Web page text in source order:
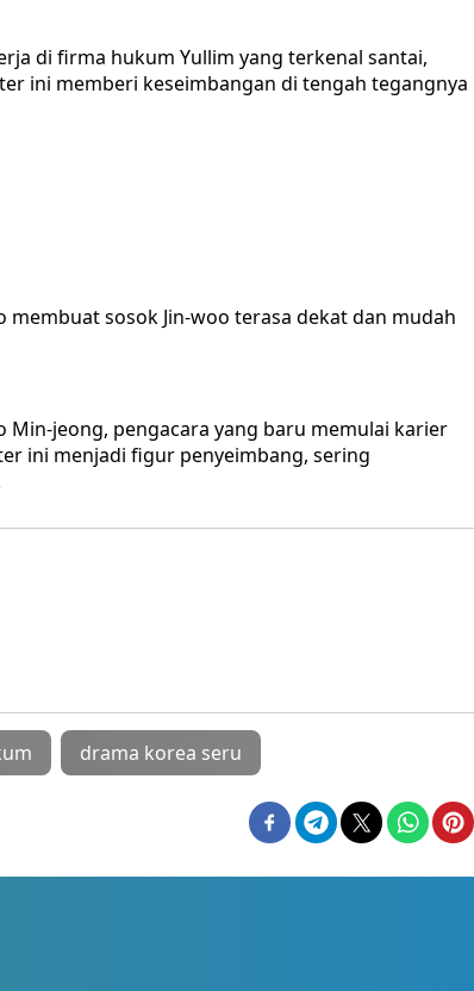
di firma hukum Yullim yang terkenal santai,
ini memberi keseimbangan di tengah tegangnya
sosok Jin-woo terasa dekat dan mudah
Min-jeong, pengacara yang baru memulai karier
ini menjadi figur penyeimbang, sering
drama korea seru